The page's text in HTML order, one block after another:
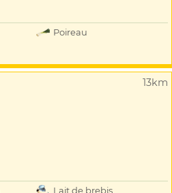
Poireau
13km
Lait de brebis